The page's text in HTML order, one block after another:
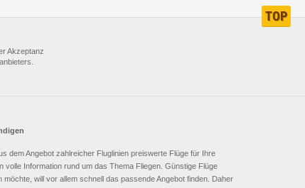
GANZ
TOP
Akzeptanz
dem Angebot zahlreicher Fluglinien preiswerte Flüge für Ihre
Information rund um das Thema Fliegen. Günstige Flüge
will vor allem schnell das passende Angebot finden. Daher